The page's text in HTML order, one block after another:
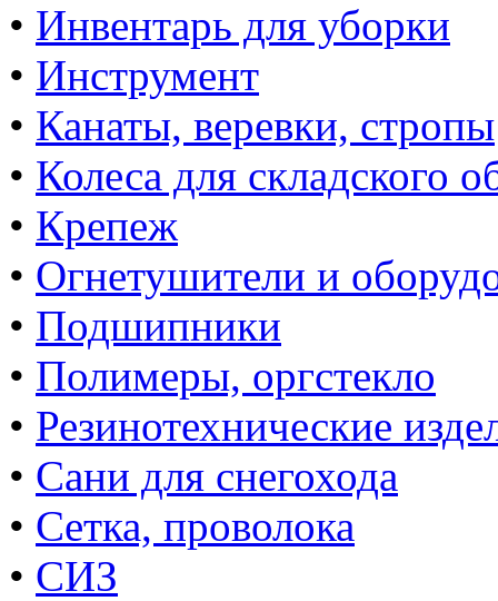
• Инвентарь для уборки
• Инструмент
• Канаты, веревки, стропы
• Колеса для складского
• Крепеж
• Огнетушители и
• Подшипники
• Полимеры, оргстекло
• Резинотехнические
• Сани для снегохода
• Сетка, проволока
• СИЗ